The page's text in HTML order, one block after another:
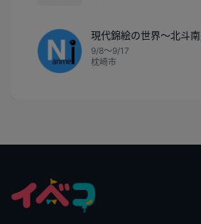
現代錦絵の世界～北斗南
9/8〜9/17
枕崎市